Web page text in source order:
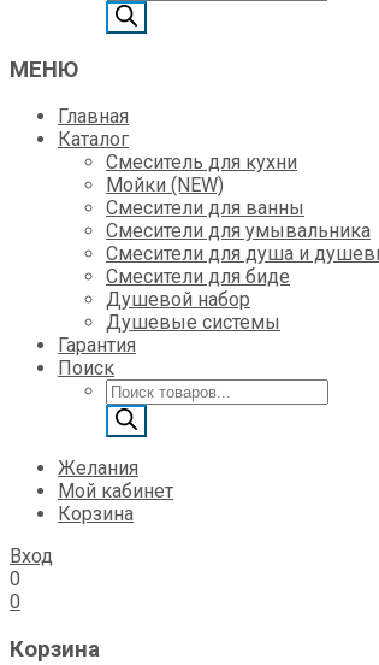
товаров
МЕНЮ
Главная
Каталог
Смеситель для кухни
Мойки (NEW)
Смесители для ванны
Смесители для умывальника
Смесители для душа и
Смесители для биде
Душевой набор
Душевые системы
Гарантия
Поиск
Поиск
товаров
Желания
Мой кабинет
Корзина
Вход
0
0
Корзина